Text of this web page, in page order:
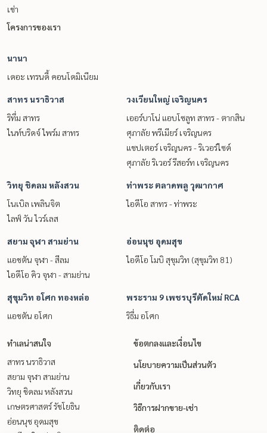
เช่า
โครงการของเรา
นานา
เดอะ เทรนดี้ คอนโดมิเนียม
สาทร นราธิวาส
ริทึ่ม สาทร
ไนท์บริดจ์ ไพร์ม สาทร
วงเวียนใหญ่ เจริญนคร
เออร์บาโน่ แอบโซลูท สาทร - ตากสิน
ศุภาลัย พรีเมียร์ เจริญนคร
แชปเตอร์ เจริญนคร - ริเวอร์ไซด์
ศุภาลัย ริเวอร์ รีสอร์ท เจริญนคร
วิทยุ ชิดลม หลังสวน
โนเบิล เพลินจิต
ไลฟ์ วัน ไวร์เลส
ท่าพระ ตลาดพลู วุฒากาศ
ไอดีโอ สาทร - ท่าพระ
สยาม จุฬา สามย่าน
แอชตัน จุฬา - สีลม
ไอดีโอ คิว จุฬา - สามย่าน
อ่อนนุช อุดมสุข
ไอดีโอ โมบิ สุขุมวิท (สุขุมวิท 81)
สุขุมวิท อโศก ทองหล่อ
แอชตัน อโศก
พระราม 9 เพชรบุรีตัดใหม่ RCA
ริธึ่ม อโศก
ทำเลน่าสนใจ
สาทร นราธิวาส
สยาม จุฬา สามย่าน
วิทยุ ชิดลม หลังสวน
เกษตรศาสตร์ รัชโยธิน
อ่อนนุช อุดมสุข
ข้อตกลงและเงื่อนไข
นโยบายความเป็นส่วนตัว
เกี่ยวกับเรา
วิธีการฝากขาย-เช่า
ติดต่อ